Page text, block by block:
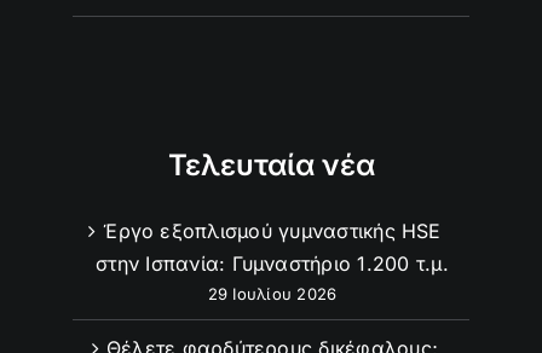
Τελευταία νέα
Έργο εξοπλισμού γυμναστικής HSE
στην Ισπανία: Γυμναστήριο 1.200 τ.μ.
29 Ιουλίου 2026
Θέλετε φαρδύτερους δικέφαλους;